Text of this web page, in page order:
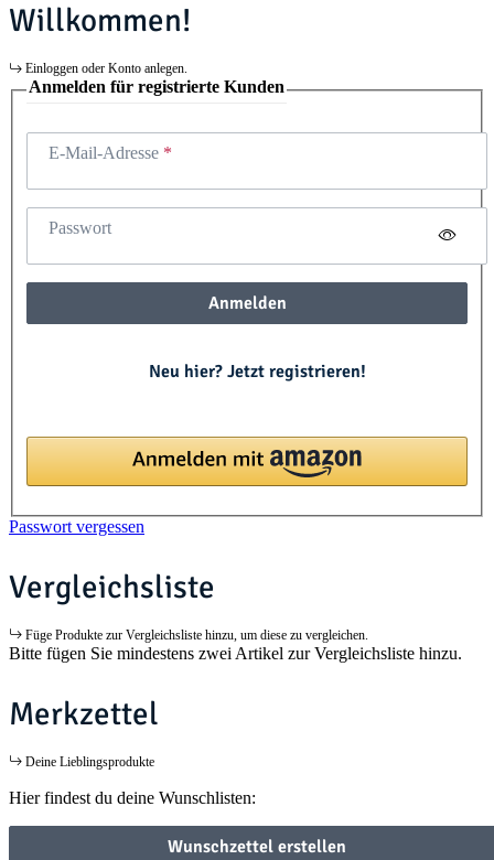
Willkommen!
Einloggen oder Konto anlegen.
Anmelden für registrierte Kunden
E-Mail-Adresse
Passwort
Anmelden
Neu hier? Jetzt registrieren!
Passwort vergessen
Vergleichsliste
Füge Produkte zur Vergleichsliste hinzu, um diese zu vergleichen.
Bitte fügen Sie mindestens zwei Artikel zur Vergleichsliste hinzu.
Merkzettel
Deine Lieblingsprodukte
Hier findest du deine Wunschlisten:
Wunschzettel erstellen